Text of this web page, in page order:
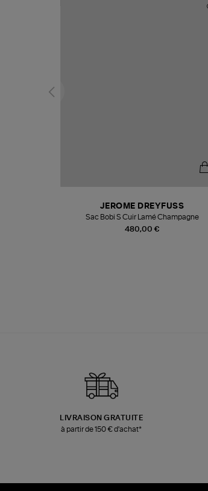
480,00 €
JEROME DREYFUSS
Sac Bobi S Cuir Lamé Champagne
LIVRAISON GRATUITE
à partir de 150 € d'achat*